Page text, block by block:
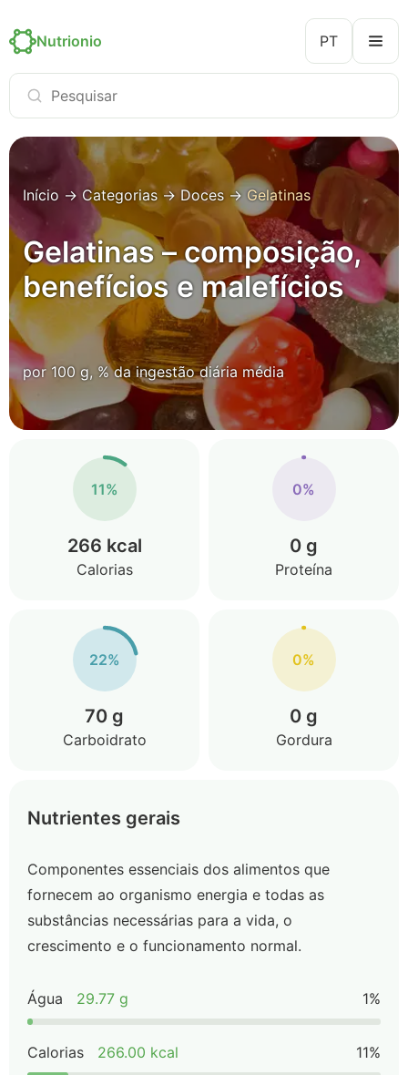
Nutrionio PT
Início → Categorias → Doces → Gelatinas
Gelatinas – composição,
benefícios e malefícios
por 100 g, % da ingestão diária média
11%
266 kcal
Calorias
0%
0 g
Proteína
22%
70 g
Carboidrato
0%
0 g
Gordura
Nutrientes gerais
Componentes essenciais dos alimentos que
fornecem ao organismo energia e todas as
substâncias necessárias para a vida, o
crescimento e o funcionamento normal.
Água 29.77 g 1%
Calorias 266.00 kcal 11%